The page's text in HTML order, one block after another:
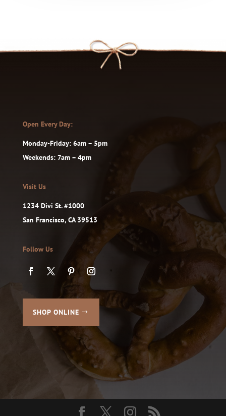
Open Every Day:
Monday-Friday: 6am – 5pm
Weekends: 7am – 4pm
Visit Us
1234 Divi St. #1000
San Francisco, CA 39513
Follow Us
SHOP ONLINE